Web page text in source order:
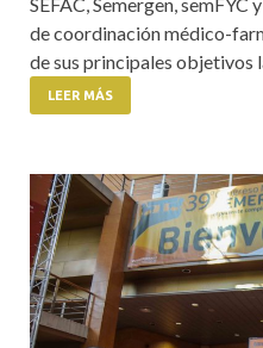
de coordinación médico-
de sus principales objetivos
LEER MÁS